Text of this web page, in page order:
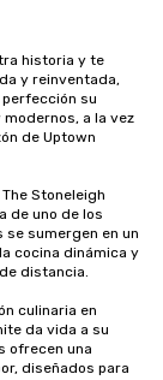
historia y te
y reinventada,
perfección su
a la vez
de Uptown
Stoneleigh
de uno de los
sumergen en un
cocina dinámica y
distancia.
culinaria en
da vida a su
ofrecen una
diseñados para